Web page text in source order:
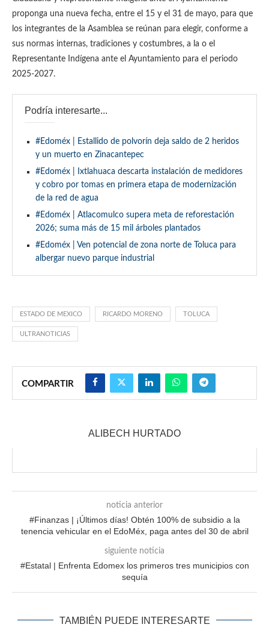
proponga una nueva fecha, entre el 15 y el 31 de mayo, para que
los integrantes de la Asamblea se reúnan para elegir, conforme a
sus normas internas, tradiciones y costumbres, a la o el
Representante Indígena ante el Ayuntamiento para el periodo
2025-2027.
Podría interesarte...
#Edoméx | Estallido de polvorín deja saldo de 2 heridos
y un muerto en Zinacantepec
#Edoméx | Ixtlahuaca descarta instalación de medidores
y cobro por tomas en primera etapa de modernización
de la red de agua
#Edoméx | Atlacomulco supera meta de reforestación
2026; suma más de 15 mil árboles plantados
#Edoméx | Ven potencial de zona norte de Toluca para
albergar nuevo parque industrial
ESTADO DE MEXICO RICARDO MORENO TOLUCA
ULTRANOTICIAS
COMPARTIR
ALIBECH HURTADO
noticia anterior
#Finanzas | ¡Últimos días! Obtén 100% de subsidio a la
tenencia vehicular en el EdoMéx, paga antes del 30 de abril
siguiente noticia
#Estatal | Enfrenta Edomex los primeros tres municipios con
sequía
TAMBIÉN PUEDE INTERESARTE